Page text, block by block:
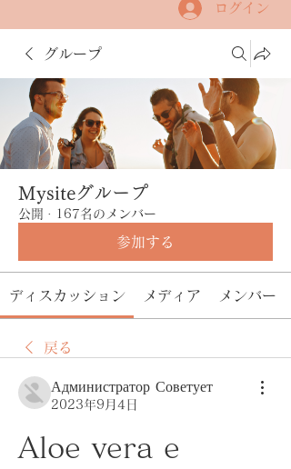
ログイン
グループ
Mysiteグループ
公開 · 167名のメンバー
参加する
ディスカッション メディア メンバー
戻る
Администратор Советует
2023年9月4日
Aloe vera e